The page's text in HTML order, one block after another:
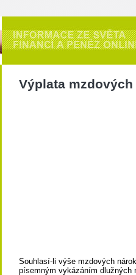
Výplata
Souhlasí-li výše mzdových
písemným vykázáním dlužných